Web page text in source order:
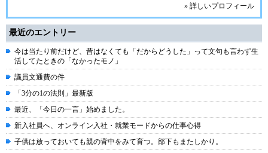
» 詳しいプロフィール
最近のエントリー
今は当たり前だけど、昔はなくても「だからどうした」って文句も言わず生
活してたときの「なかったモノ」
議員文通費の件
「3分の1の法則」最新版
最近、「今日の一言」始めました。
新入社員へ、オンライン入社・就業モードからの仕事心得
子供は放っておいても親の背中をみて育つ。部下もまたしかり。